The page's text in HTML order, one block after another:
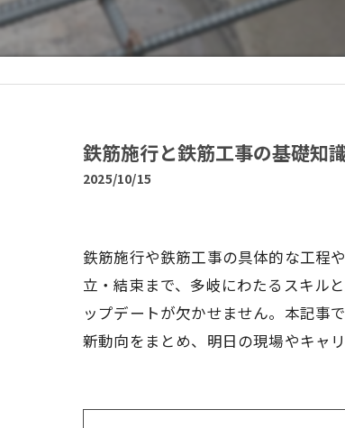
鉄筋施行と鉄筋工事の基礎知
2025/10/15
鉄筋施行や鉄筋工事の具体的な工程
立・結束まで、多岐にわたるスキル
ップデートが欠かせません。本記事
新動向をまとめ、明日の現場やキャ